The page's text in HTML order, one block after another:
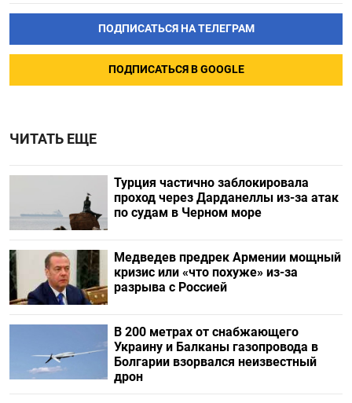
ПОДПИСАТЬСЯ НА ТЕЛЕГРАМ
ПОДПИСАТЬСЯ В GOOGLE
ЧИТАТЬ ЕЩЕ
Турция частично заблокировала
проход через Дарданеллы из-за атак
по судам в Черном море
Медведев предрек Армении мощный
кризис или «что похуже» из-за
разрыва с Россией
В 200 метрах от снабжающего
Украину и Балканы газопровода в
Болгарии взорвался неизвестный
дрон